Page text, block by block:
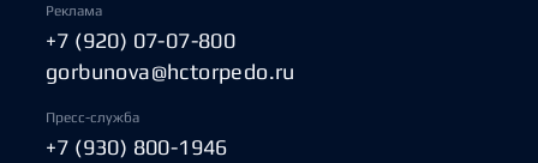
Реклама
+7 (920) 07-07-800
gorbunova@hctorpedo.ru
Пресс-служба
+7 (930) 800-1946